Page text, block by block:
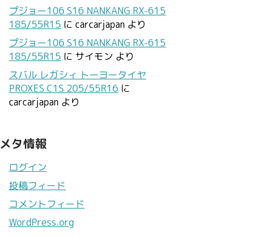
プジョー106 S16 NANKANG RX-615
185/55R15 に carcarjapan より
プジョー106 S16 NANKANG RX-615
185/55R15 に サイモン より
スバル レガシィ トーヨータイヤ
PROXES C1S 205/55R16 に
carcarjapan より
メタ情報
ログイン
投稿フィード
コメントフィード
WordPress.org